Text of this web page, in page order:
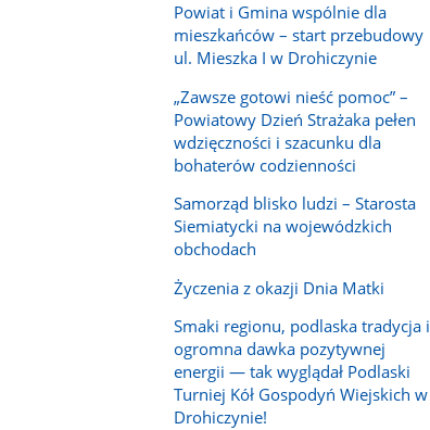
Powiat i Gmina wspólnie dla
mieszkańców – start przebudowy
ul. Mieszka I w Drohiczynie
„Zawsze gotowi nieść pomoc” –
Powiatowy Dzień Strażaka pełen
wdzięczności i szacunku dla
bohaterów codzienności
Samorząd blisko ludzi – Starosta
Siemiatycki na wojewódzkich
obchodach
Życzenia z okazji Dnia Matki
Smaki regionu, podlaska tradycja i
ogromna dawka pozytywnej
energii — tak wyglądał Podlaski
Turniej Kół Gospodyń Wiejskich w
Drohiczynie!